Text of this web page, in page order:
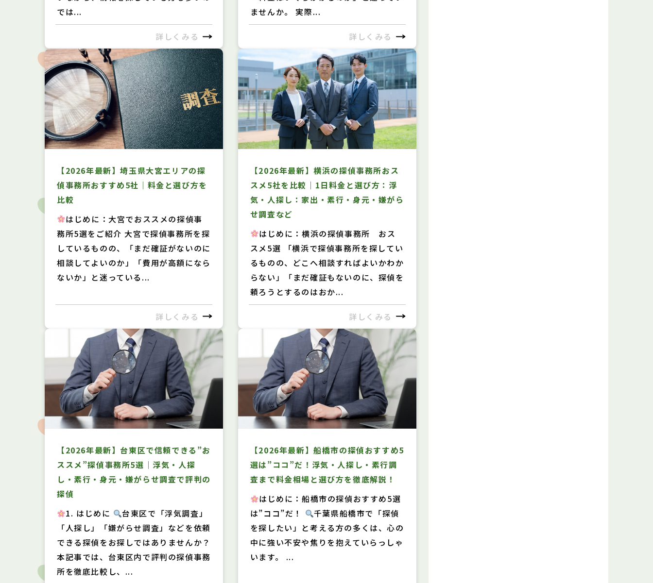
では...
詳しくみる
ませんか。 実際...
詳しくみる
【2026年最新】埼玉県大宮エリアの探
偵事務所おすすめ5社｜料金と選び方を
比較
はじめに：大宮でおススメの探偵事
務所5選をご紹介 大宮で探偵事務所を探
しているものの、「まだ確証がないのに
相談してよいのか」「費用が高額になら
ないか」と迷っている...
詳しくみる
【2026年最新】横浜の探偵事務所おス
スメ5社を比較｜1日料金と選び方：浮
気・人探し：家出・素行・身元・嫌がら
せ調査など
はじめに：横浜の探偵事務所 おス
スメ5選 「横浜で探偵事務所を探してい
るものの、どこへ相談すればよいかわか
らない」「まだ確証もないのに、探偵を
頼ろうとするのはおか...
詳しくみる
【2026年最新】台東区で信頼できる”お
ススメ”探偵事務所5選｜浮気・人探
し・素行・身元・嫌がらせ調査で評判の
探偵
1. はじめに
台東区で「浮気調査」
「人探し」「嫌がらせ調査」などを依頼
できる探偵をお探しではありませんか？
本記事では、台東区内で評判の探偵事務
所を徹底比較し、...
【2026年最新】船橋市の探偵おすすめ5
選は”ココ”だ！浮気・人探し・素行調
査まで料金相場と選び方を徹底解説！
はじめに：船橋市の探偵おすすめ5選
は”ココ”だ！
千葉県船橋市で「探偵
を探したい」と考える方の多くは、心の
中に強い不安や焦りを抱えていらっしゃ
います。 ...